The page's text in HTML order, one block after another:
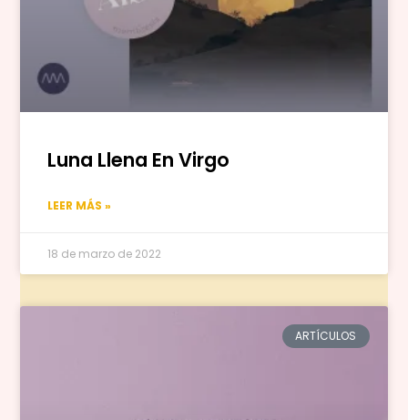
Luna Llena En Virgo
LEER MÁS »
18 de marzo de 2022
ARTÍCULOS